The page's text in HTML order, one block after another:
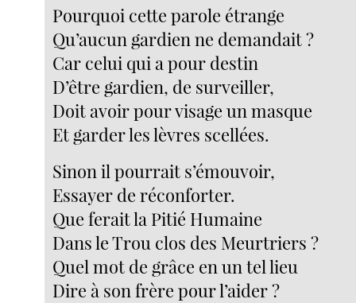
Pourquoi cette parole étrange
Qu’aucun gardien ne demandait ?
Car celui qui a pour destin
D’être gardien, de surveiller,
Doit avoir pour visage un masque
Et garder les lèvres scellées.
Sinon il pourrait s’émouvoir,
Essayer de réconforter.
Que ferait la Pitié Humaine
Dans le Trou clos des Meurtriers ?
Quel mot de grâce en un tel lieu
Dire à son frère pour l’aider ?